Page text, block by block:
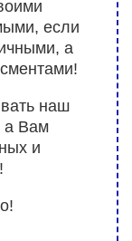
если
а
наш
а Вам
и